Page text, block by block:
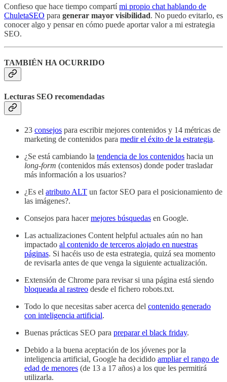
Confieso que hace tiempo compartími propio chat hablando de
ChuletaSEO para generar mayor visibilidad. No puedo evitarlo, es
conocer algo y pensar en cómo puede aportar valor a mi estrategia
SEO.
TAMBIÉN HA OCURRIDO
Lecturas SEO recomendadas
23 consejos para escribir mejores contenidos y 14 métricas de
marketing de contenidos para medir el éxito de la estrategia.
¿Se está cambiando la tendencia de los contenidos hacia un
long-form (contenidos más extensos) donde poder trasladar
más información a los usuarios?
¿Es el atributo ALT un factor SEO para el posicionamiento de
las imágenes?.
Consejos para hacermejores búsquedas en Google.
Las actualizaciones Content helpful actuales aún no han
impactado al contenido de terceros alojado en nuestras
páginas. Si hacéis uso de esta estrategia, quizá sea momento
de revisarla antes de que venga la siguiente actualización.
Extensión de Chrome para revisar si una página está siendo
bloqueada al rastreo desde el fichero robots.txt.
Todo lo que necesitas saber acerca del contenido generado
con inteligencia artificial.
Buenas prácticas SEO para preparar el black friday.
Debido a la buena aceptación de los jóvenes por la
inteligencia artificial, Google ha decidido ampliar el rango de
edad de menores (de 13 a 17 años) a los que les permitirá
utilizarla.